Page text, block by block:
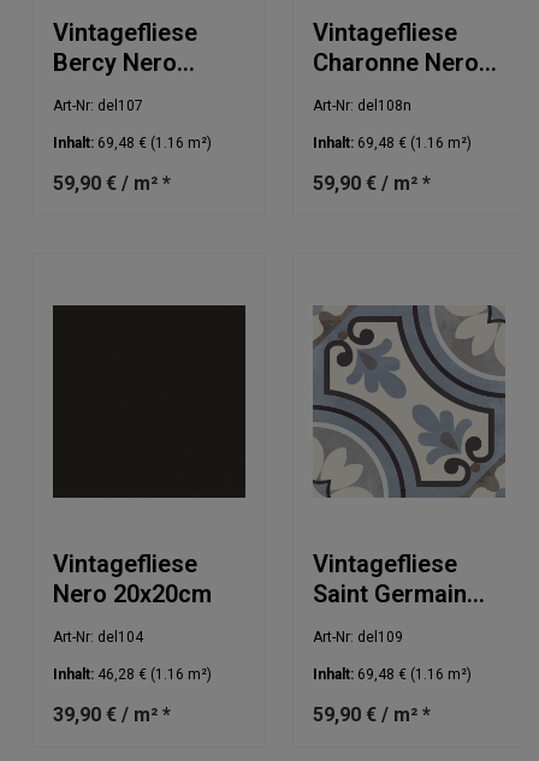
Vintagefliese
Bercy Nero
20x20cm
Art-Nr: del107
Inhalt: 69,48 € (1.16 m²)
59,90 € / m² *
Vintagefliese
Charonne Nero
20x20cm
Art-Nr: del108n
Inhalt: 69,48 € (1.16 m²)
59,90 € / m² *
Vintagefliese
Nero 20x20cm
Art-Nr: del104
Inhalt: 46,28 € (1.16 m²)
39,90 € / m² *
Vintagefliese
Saint Germain
Blu 20x20cm
Art-Nr: del109
Inhalt: 69,48 € (1.16 m²)
59,90 € / m² *